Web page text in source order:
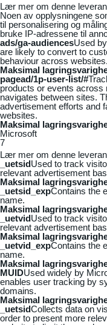
Lær mer om denne
Noen av opplysningene
til personalisering og
bruke IP-adressene til
ads/ga-audiencesUsed
are likely to convert to
behaviour across websites.
Maksimal
pagead/1p-user-list/#
products or events across
navigates between sites.
advertisement efforts and
websites.
Maksimal
Microsoft
7
Lær mer om denne
_uetsidUsed to track
relevant advertisement
Maksimal
_uetsid_expContains the
name.
Maksimal
_uetvidUsed to track
relevant advertisement
Maksimal
_uetvid_expContains the
name.
Maksimal
MUIDUsed widely by
enables user tracking by
domains.
Maksimal
_uetsidCollects data on
order to present more